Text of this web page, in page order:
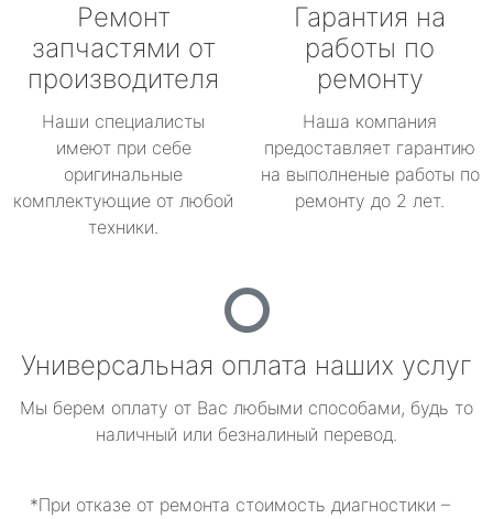
Ремонт
запчастями от
производителя
Наши специалисты
имеют при себе
оригинальные
комплектующие от любой
техники.
Гарантия на
работы по
ремонту
Наша компания
предоставляет гарантию
на выполненые работы по
ремонту до 2 лет.
Универсальная оплата наших услуг
Мы берем оплату от Вас любыми способами, будь то
наличный или безналиный перевод.
*При отказе от ремонта стоимость диагностики –